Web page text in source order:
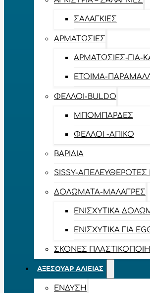
ΣΑΛΑΓΚΙΈΣ
ΑΡΜΑΤΩΣΙΈΣ
ΑΡΜΑΤΩΣΙΈΣ-ΓΙΑ-
ΈΤΟΙΜΑ-
ΦΕΛΛΟΊ-BULDO
ΜΠΟΜΠΆΡΔΕΣ
ΦΕΛΛΟΊ -ΑΠΊΚΟ
ΒΑΡΊΔΙΑ
SISSY-
ΔΟΛΏΜΑΤΑ-ΜΑΛΆΓΡΕΣ
ΕΝΙΣΧΥΤΙΚΆ
ΕΝΙΣΧΥΤΙΚΆ ΓΙΑ
ΣΚΌΝΕΣ
ΑΞΕΣΟΥΆΡ ΑΛΙΕΊΑΣ
ΈΝΔΥΣΗ